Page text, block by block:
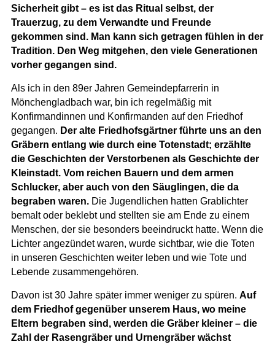
Sicherheit gibt – es ist das Ritual selbst, der
Trauerzug, zu dem Verwandte und Freunde
gekommen sind. Man kann sich getragen fühlen in der
Tradition. Den Weg mitgehen, den viele Generationen
vorher gegangen sind.
Als ich in den 89er Jahren Gemeindepfarrerin in
Mönchengladbach war, bin ich regelmäßig mit
Konfirmandinnen und Konfirmanden auf den Friedhof
gegangen. Der alte Friedhofsgärtner führte uns an den
Gräbern entlang wie durch eine Totenstadt; erzählte
die Geschichten der Verstorbenen als Geschichte der
Kleinstadt. Vom reichen Bauern und dem armen
Schlucker, aber auch von den Säuglingen, die da
begraben waren. Die Jugendlichen hatten Grablichter
bemalt oder beklebt und stellten sie am Ende zu einem
Menschen, der sie besonders beeindruckt hatte. Wenn die
Lichter angezündet waren, wurde sichtbar, wie die Toten
in unseren Geschichten weiter leben und wie Tote und
Lebende zusammengehören.
Davon ist 30 Jahre später immer weniger zu spüren. Auf
dem Friedhof gegenüber unserem Haus, wo meine
Eltern begraben sind, werden die Gräber kleiner – die
Zahl der Rasengräber und Urnengräber wächst